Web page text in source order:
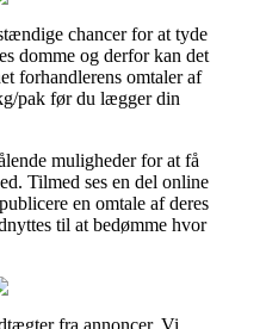
chancer for at tyde
domme og derfor kan det
forhandlerens omtaler af
pak før du lægger din
muligheder for at få
Tilmed ses en del online
en omtale af deres
til at bedømme hvor
fra annoncer. Vi